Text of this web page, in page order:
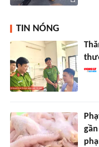
TIN NÓNG